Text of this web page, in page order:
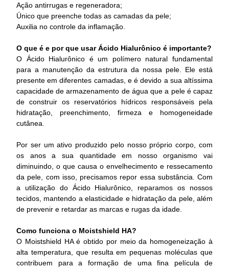
Ação antirrugas e regeneradora;
Único que preenche todas as camadas da pele;
Auxilia no controle da inflamação.
O que é e por que usar Ácido Hialurônico é importante?
O Ácido Hialurônico é um polímero natural fundamental
para a manutenção da estrutura da nossa pele. Ele está
presente em diferentes camadas, e é devido a sua altíssima
capacidade de armazenamento de água que a pele é capaz
de construir os reservatórios hídricos responsáveis pela
hidratação, preenchimento, firmeza e homogeneidade
cutânea.
Por ser um ativo produzido pelo nosso próprio corpo, com
os anos a sua quantidade em nosso organismo vai
diminuindo, o que causa o envelhecimento e ressecamento
da pele, com isso, precisamos repor essa substância. Com
a utilização do Ácido Hialurônico, reparamos os nossos
tecidos, mantendo a elasticidade e hidratação da pele, além
de prevenir e retardar as marcas e rugas da idade.
Como funciona o Moistshield HA?
O Moistshield HA é obtido por meio da homogeneização à
alta temperatura, que resulta em pequenas moléculas que
contribuem para a formação de uma fina película de